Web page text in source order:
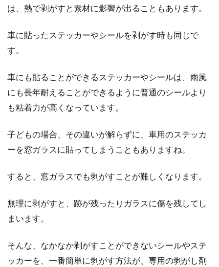
は、熱で剥がすと素材に影響が出ることもあります。
車に貼ったステッカーやシールを剥がす時も同じで
す。
車にも貼ることができるステッカーやシールは、雨風
にも長年耐えることができるように普通のシールより
も粘着力が高くなっています。
子どもの場合、その違いが解らずに、車用のステッカ
ーを窓ガラスに貼ってしまうこともありますね。
すると、窓ガラスでも剥がすことが難しくなります。
無理に剥がすと、跡が残ったりガラスに傷を残してし
まいます。
そんな、なかなか剥がすことができないシールやステ
ッカーを、一番簡単に剥がす方法が、専用の剥がし剤